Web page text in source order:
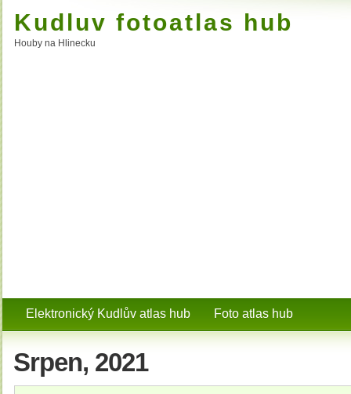
Kudluv fotoatlas hub
Houby na Hlinecku
Elektronický Kudlův atlas hub Foto atlas hub
Srpen, 2021